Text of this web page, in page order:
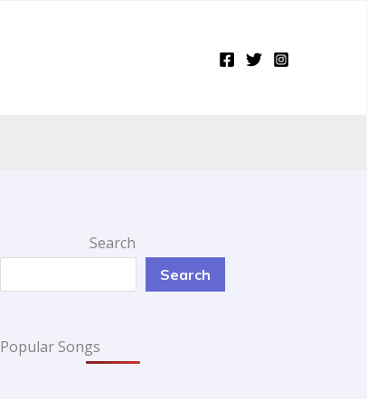
Search
Search
Popular Songs